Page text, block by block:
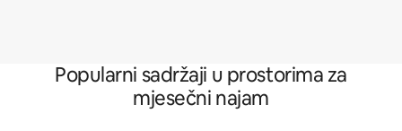
Popularni sadržaji u prostorima za
mjesečni najam